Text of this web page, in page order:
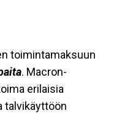
toimintamaksuun
. Macron-
erilaisia
talvikäyttöön